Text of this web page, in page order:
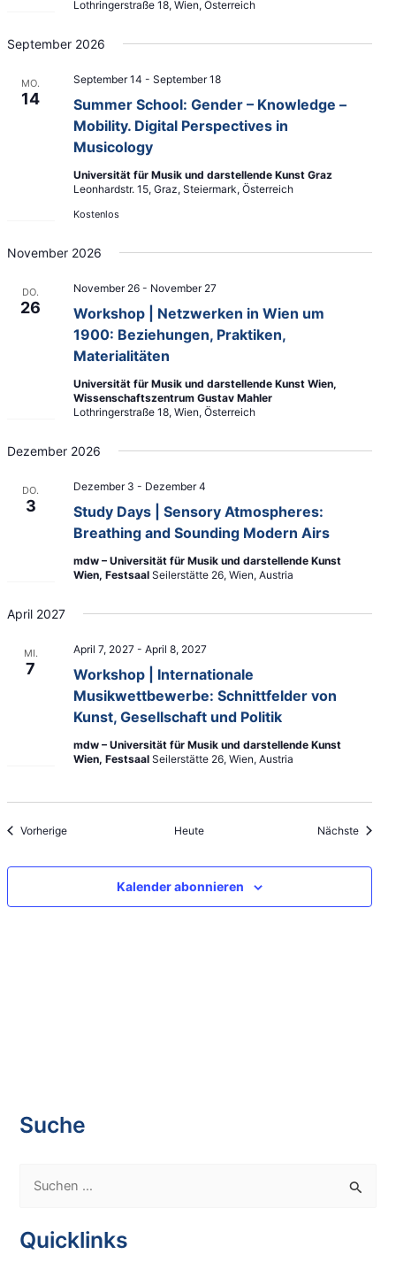
Lothringerstraße 18, Wien, Österreich
September 2026
MO.
14
Summer School: Gender – Knowledge –
Mobility. Digital Perspectives in
Musicology
September 14 - September 18
Universität für Musik und darstellende Kunst Graz
Leonhardstr. 15, Graz, Steiermark, Österreich
Kostenlos
November 2026
DO.
26
Workshop | Netzwerken in Wien um
1900: Beziehungen, Praktiken,
Materialitäten
November 26- November 27
Universität für Musik und darstellende Kunst Wien,
Wissenschaftszentrum Gustav Mahler
Lothringerstraße 18, Wien, Österreich
Dezember 2026
DO.
3
Study Days | Sensory Atmospheres:
Breathing and Sounding Modern Airs
Dezember 3 - Dezember 4
mdw – Universität für Musik und darstellende Kunst
Wien, Festsaal Seilerstätte 26, Wien, Austria
April 2027
MI.
7
Workshop | Internationale
Musikwettbewerbe: Schnittfelder von
Kunst, Gesellschaft und Politik
April 7, 2027- April 8, 2027
mdw – Universität für Musik und darstellende Kunst
Wien, Festsaal Seilerstätte 26, Wien, Austria
VorherigeVeranstaltungen Heute Nächste
Kalender abonnieren
Suche
h
Quicklinks